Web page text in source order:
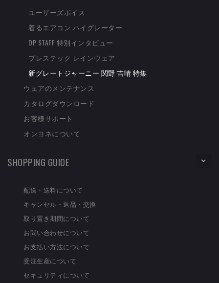
ユーザーズボイス
着るエアコン ハイグレーター
DP STAFF 特別インタビュー
ブレステック レインウェア
新グレートジャーニー 関野 吉晴 特集
ウェアのメンテナンス
カタログダウンロード
お客様サポート
オンヨネについて
SHOPPING GUIDE
配送・送料について
キャンセル・返品・交換
取り置き期間について
お問い合わせについて
お支払い方法について
受注生産について
セキュリティについて